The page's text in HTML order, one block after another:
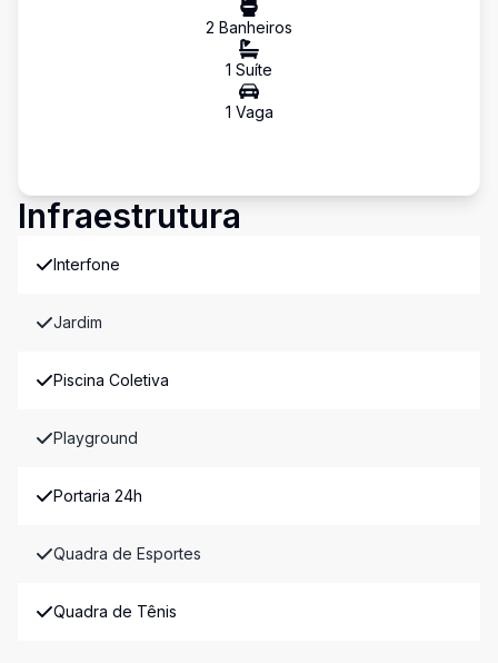
2 Banheiros
1 Suíte
1 Vaga
Infraestrutura
Interfone
Jardim
Piscina Coletiva
Playground
Portaria 24h
Quadra de Esportes
Quadra de Tênis